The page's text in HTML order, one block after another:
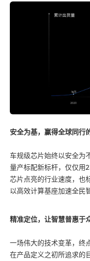
安全为基，赢得全球同行
车规级芯片始终以安全为
量产标配新标杆，仅仅用
芯片点亮的行业速度，也
以高效计算基座加速全民
精准定位，让智慧普惠于
一场伟大的技术变革，终
在产品定义之初所追求的